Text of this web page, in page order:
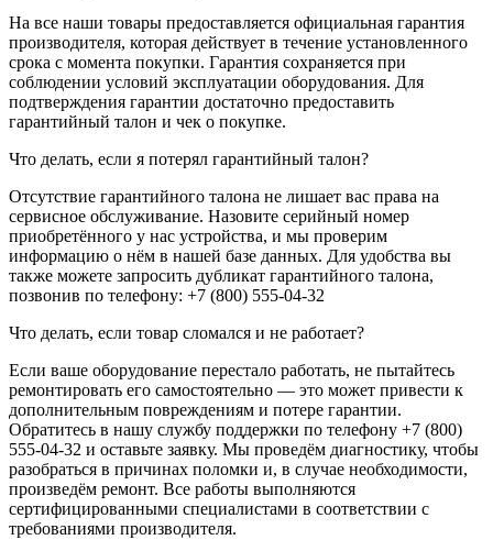
На все наши товары предоставляется официальная гарантия
производителя, которая действует в течение установленного
срока с момента покупки. Гарантия сохраняется при
соблюдении условий эксплуатации оборудования. Для
подтверждения гарантии достаточно предоставить
гарантийный талон и чек о покупке.
Что делать, если я потерял гарантийный талон?
Отсутствие гарантийного талона не лишает вас права на
сервисное обслуживание. Назовите серийный номер
приобретённого у нас устройства, и мы проверим
информацию о нём в нашей базе данных. Для удобства вы
также можете запросить дубликат гарантийного талона,
позвонив по телефону: +7 (800) 555-04-32
Что делать, если товар сломался и не работает?
Если ваше оборудование перестало работать, не пытайтесь
ремонтировать его самостоятельно — это может привести к
дополнительным повреждениям и потере гарантии.
Обратитесь в нашу службу поддержки по телефону +7 (800)
555-04-32 и оставьте заявку. Мы проведём диагностику, чтобы
разобраться в причинах поломки и, в случае необходимости,
произведём ремонт. Все работы выполняются
сертифицированными специалистами в соответствии с
требованиями производителя.